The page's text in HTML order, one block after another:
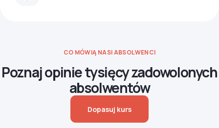
CO MÓWIĄ NASI ABSOLWENCI
Poznaj opinie tysięcy zadowolonych
absolwentów
Dopasuj kurs